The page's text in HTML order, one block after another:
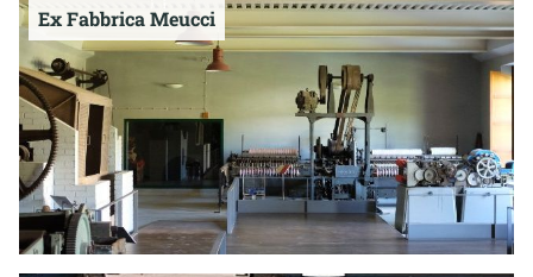
Ex Fabbrica Meucci